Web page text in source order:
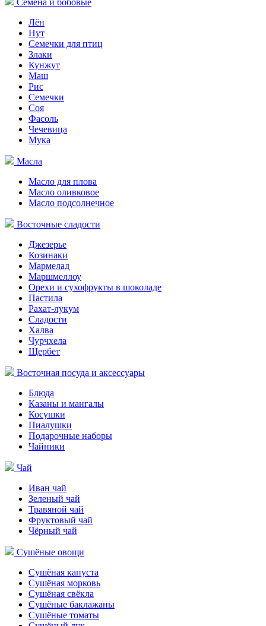
Семена и бобовые
Лён
Нут
Семечки для птиц
Злаки
Кунжут
Маш
Рис
Семечки
Соя
Фасоль
Чечевица
Мука
Масла
Масло для плова
Масло оливковое
Масло подсолнечное
Восточные сладости
Джезерье
Козинаки
Мармелад
Маршмеллоу
Орехи и сухофрукты в шоколаде
Пастила
Рахат-лукум
Сладости
Халва
Чурчхела
Щербет
Восточная посуда и аксессуары
Блюда
Казаны и мангалы
Косушки
Пиалушки
Подарочные наборы
Чайники
Чай
Иван чай
Зеленый чай
Травяной чай
Фруктовый чай
Чёрный чай
Сушёные овощи
Сушёная капуста
Сушёная морковь
Сушёная свёкла
Сушёные баклажаны
Сушёные томаты